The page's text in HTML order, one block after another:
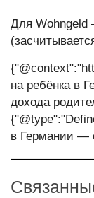
Для Wohngeld
на ребёнка в
дохода
в Германии —